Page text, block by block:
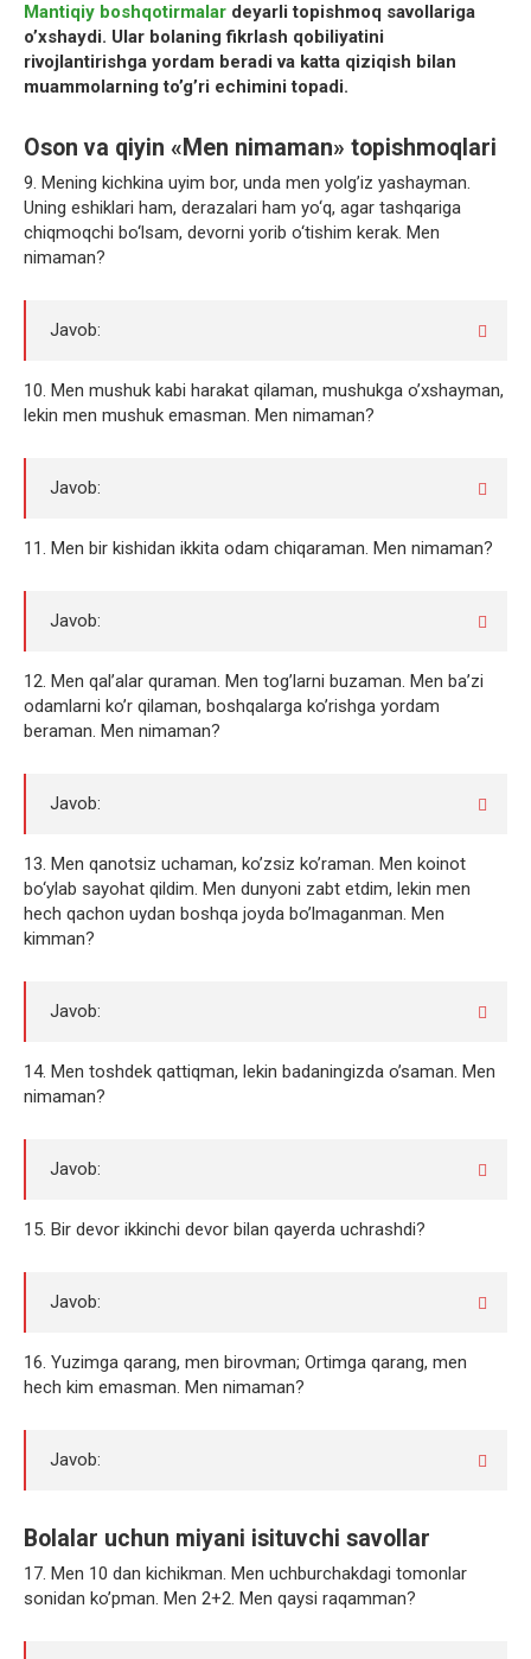
Mantiqiy boshqotirmalar deyarli topishmoq savollariga
o’xshaydi. Ular bolaning fikrlash qobiliyatini
rivojlantirishga yordam beradi va katta qiziqish bilan
muammolarning to’g’ri echimini topadi.
Oson va qiyin «Men nimaman» topishmoqlari
9. Mening kichkina uyim bor, unda men yolg’iz yashayman.
Uning eshiklari ham, derazalari ham yo‘q, agar tashqariga
chiqmoqchi bo‘lsam, devorni yorib o‘tishim kerak. Men
nimaman?
Javob:
10. Men mushuk kabi harakat qilaman, mushukga o’xshayman,
lekin men mushuk emasman. Men nimaman?
Javob:
11. Men bir kishidan ikkita odam chiqaraman. Men nimaman?
Javob:
12. Men qal’alar quraman. Men tog’larni buzaman. Men ba’zi
odamlarni ko’r qilaman, boshqalarga ko’rishga yordam
beraman. Men nimaman?
Javob:
13. Men qanotsiz uchaman, ko’zsiz ko’raman. Men koinot
bo‘ylab sayohat qildim. Men dunyoni zabt etdim, lekin men
hech qachon uydan boshqa joyda bo’lmaganman. Men
kimman?
Javob:
14. Men toshdek qattiqman, lekin badaningizda o’saman. Men
nimaman?
Javob:
15. Bir devor ikkinchi devor bilan qayerda uchrashdi?
Javob:
16. Yuzimga qarang, men birovman; Ortimga qarang, men
hech kim emasman. Men nimaman?
Javob:
Bolalar uchun miyani isituvchi savollar
17. Men 10 dan kichikman. Men uchburchakdagi tomonlar
sonidan ko’pman. Men 2+2. Men qaysi raqamman?